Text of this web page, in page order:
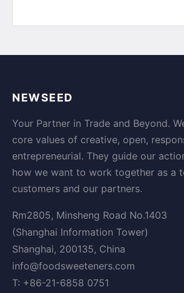
NEWSEED
Your Partner in Trade and Beyond.
core values of creative, open,
entrepreneurial. They guide our
how we want to work together as a
customers and our partners.
Rm2805, Minsheng Road No.1403
(Shanghai Information Tower)
Shanghai, 200135, China
info@foodsweeteners.com
T: +86-21-6858 0751